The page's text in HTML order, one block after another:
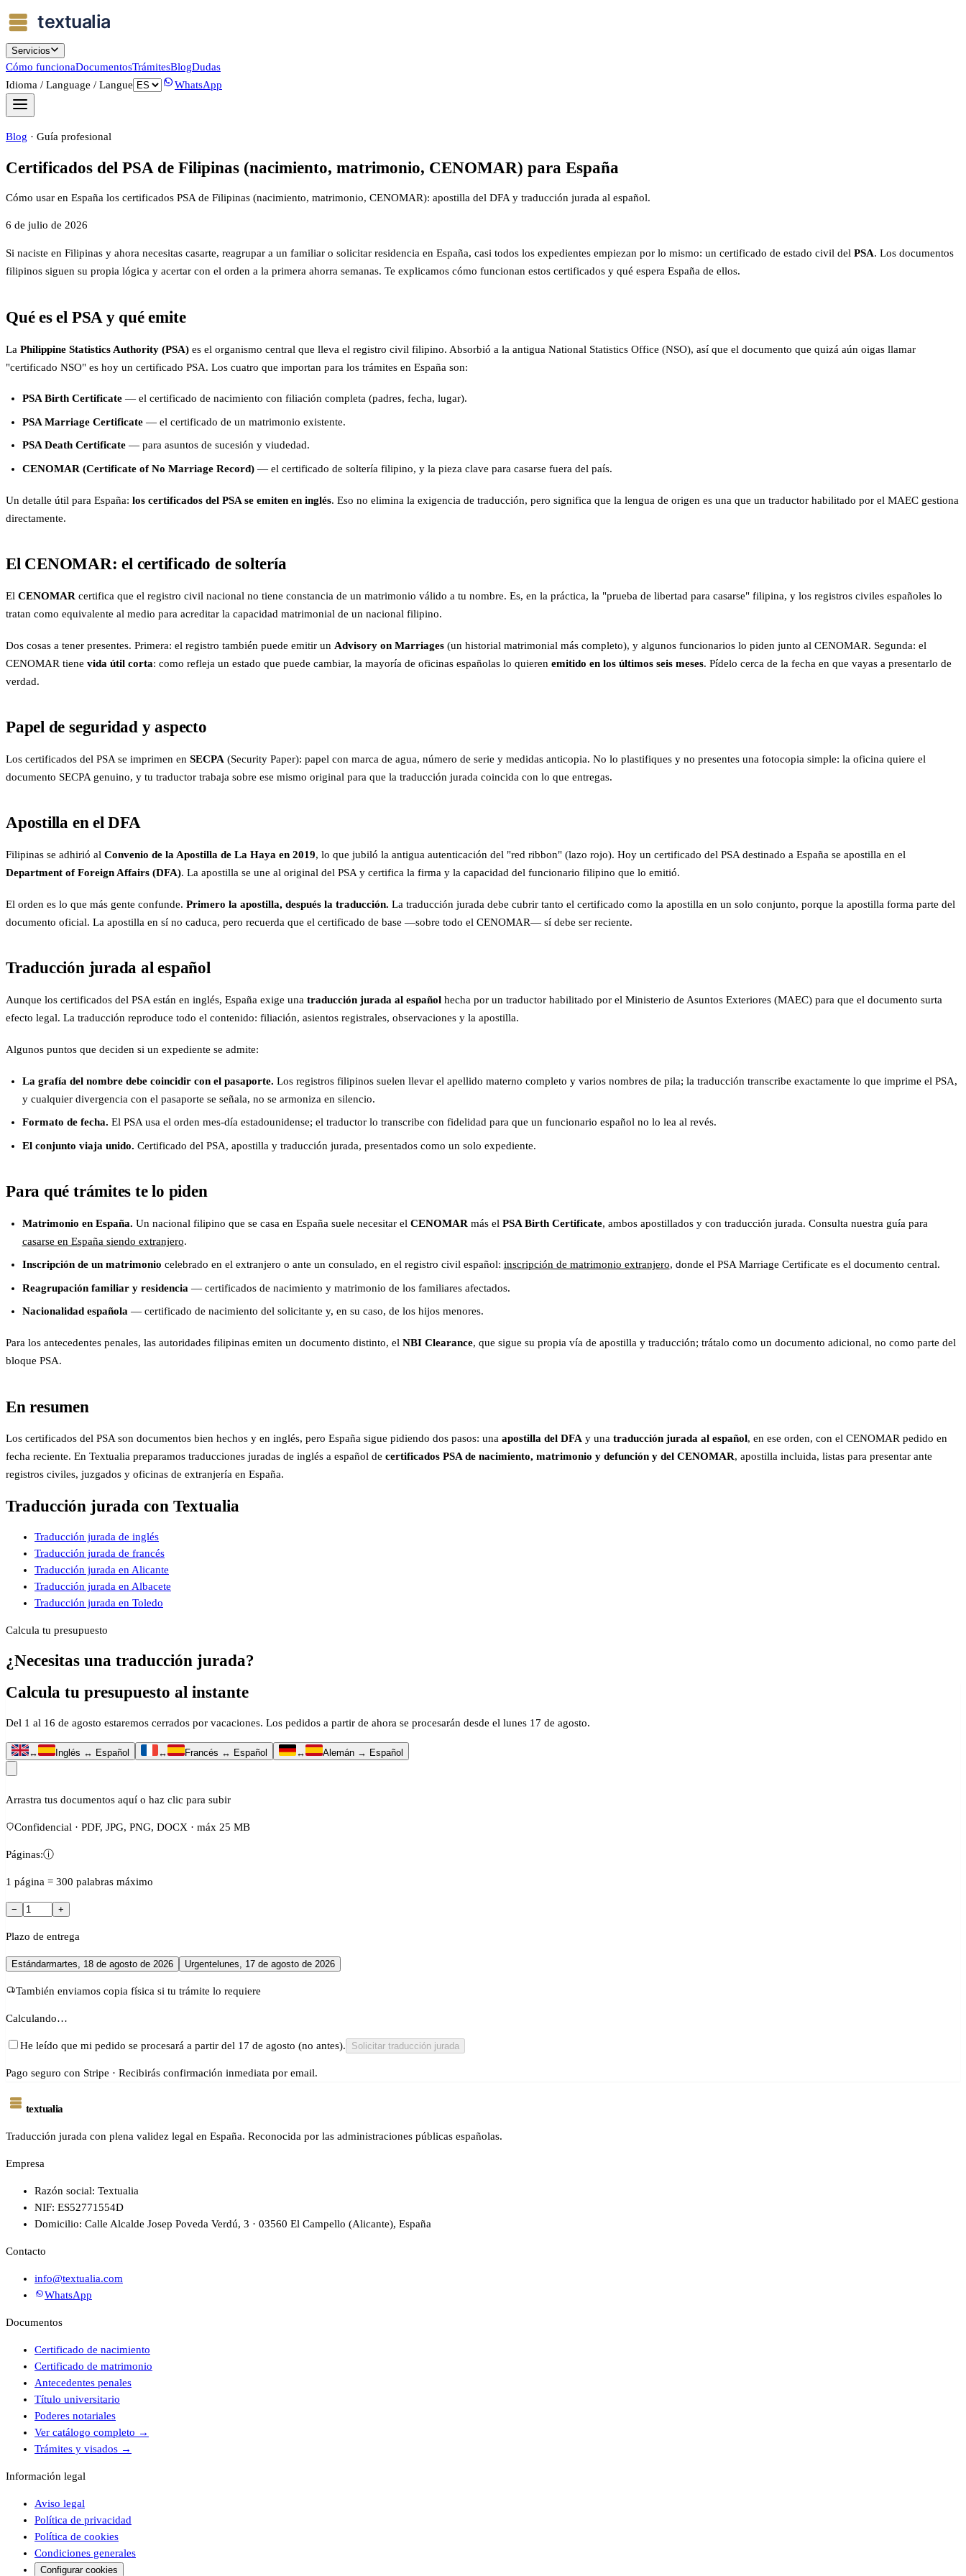
Servicios
Cómo funcionaDocumentosTrámitesBlogDudas
Idioma / Language / Langue
WhatsApp
Blog · Guía profesional
Certificados del PSA de Filipinas (nacimiento, matrimonio, CENOMAR) para España
Cómo usar en España los certificados PSA de Filipinas (nacimiento, matrimonio, CENOMAR): apostilla del DFA y traducción jurada al español.
6 de julio de 2026
Si naciste en Filipinas y ahora necesitas casarte, reagrupar a un familiar o solicitar residencia en España, casi todos los expedientes empiezan por lo mismo: un certificado de estado civil del PSA. Los documentos
filipinos siguen su propia lógica y acertar con el orden a la primera ahorra semanas. Te explicamos cómo funcionan estos certificados y qué espera España de ellos.
Qué es el PSA y qué emite
La Philippine Statistics Authority (PSA) es el organismo central que lleva el registro civil filipino. Absorbió a la antigua National Statistics Office (NSO), así que el documento que quizá aún oigas llamar
"certificado NSO" es hoy un certificado PSA. Los cuatro que importan para los trámites en España son:
PSA Birth Certificate— el certificado de nacimiento con filiación completa (padres, fecha, lugar).
PSA Marriage Certificate— el certificado de un matrimonio existente.
PSA Death Certificate— para asuntos de sucesión y viudedad.
CENOMAR (Certificate of No Marriage Record)— el certificado de soltería filipino, y la pieza clave para casarse fuera del país.
Un detalle útil para España: los certificados del PSA se emiten en inglés. Eso no elimina la exigencia de traducción, pero significa que la lengua de origen es una que un traductor habilitado por el MAEC gestiona
directamente.
El CENOMAR: el certificado de soltería
El CENOMAR certifica que el registro civil nacional no tiene constancia de un matrimonio válido a tu nombre. Es, en la práctica, la "prueba de libertad para casarse" filipina, y los registros civiles españoles lo
tratan como equivalente al medio para acreditar la capacidad matrimonial de un nacional filipino.
Dos cosas a tener presentes. Primera: el registro también puede emitir un Advisory on Marriages (un historial matrimonial más completo), y algunos funcionarios lo piden junto al CENOMAR. Segunda: el
CENOMAR tiene vida útil corta: como refleja un estado que puede cambiar, la mayoría de oficinas españolas lo quieren emitido en los últimos seis meses. Pídelo cerca de la fecha en que vayas a presentarlo de
verdad.
Papel de seguridad y aspecto
Los certificados del PSA se imprimen en SECPA (Security Paper): papel con marca de agua, número de serie y medidas anticopia. No lo plastifiques y no presentes una fotocopia simple: la oficina quiere el
documento SECPA genuino, y tu traductor trabaja sobre ese mismo original para que la traducción jurada coincida con lo que entregas.
Apostilla en el DFA
Filipinas se adhirió al Convenio de la Apostilla de La Haya en 2019, lo que jubiló la antigua autenticación del "red ribbon" (lazo rojo). Hoy un certificado del PSA destinado a España se apostilla en el
Department of Foreign Affairs (DFA). La apostilla se une al original del PSA y certifica la firma y la capacidad del funcionario filipino que lo emitió.
El orden es lo que más gente confunde. Primero la apostilla, después la traducción. La traducción jurada debe cubrir tanto el certificado como la apostilla en un solo conjunto, porque la apostilla forma parte del
documento oficial. La apostilla en sí no caduca, pero recuerda que el certificado de base —sobre todo el CENOMAR— sí debe ser reciente.
Traducción jurada al español
Aunque los certificados del PSA están en inglés, España exige una traducción jurada al español hecha por un traductor habilitado por el Ministerio de Asuntos Exteriores (MAEC) para que el documento surta
efecto legal. La traducción reproduce todo el contenido: filiación, asientos registrales, observaciones y la apostilla.
Algunos puntos que deciden si un expediente se admite:
La grafía del nombre debe coincidir con el pasaporte. Los registros filipinos suelen llevar el apellido materno completo y varios nombres de pila; la traducción transcribe exactamente lo que imprime el PSA,
y cualquier divergencia con el pasaporte se señala, no se armoniza en silencio.
Formato de fecha. El PSA usa el orden mes-día estadounidense; el traductor lo transcribe con fidelidad para que un funcionario español no lo lea al revés.
El conjunto viaja unido. Certificado del PSA, apostilla y traducción jurada, presentados como un solo expediente.
Para qué trámites te lo piden
Matrimonio en España. Un nacional filipino que se casa en España suele necesitar el CENOMAR más el PSA Birth Certificate, ambos apostillados y con traducción jurada. Consulta nuestra guía para
casarse en España siendo extranjero.
Inscripción de un matrimonio celebrado en el extranjero o ante un consulado, en el registro civil español: inscripción de matrimonio extranjero, donde el PSA Marriage Certificate es el documento central.
Reagrupación familiar y residencia — certificados de nacimiento y matrimonio de los familiares afectados.
Nacionalidad española— certificado de nacimiento del solicitante y, en su caso, de los hijos menores.
Para los antecedentes penales, las autoridades filipinas emiten un documento distinto, el NBI Clearance, que sigue su propia vía de apostilla y traducción; trátalo como un documento adicional, no como parte del
bloque PSA.
En resumen
Los certificados del PSA son documentos bien hechos y en inglés, pero España sigue pidiendo dos pasos: una apostilla del DFA y una traducción jurada al español, en ese orden, con el CENOMAR pedido en
fecha reciente. En Textualia preparamos traducciones juradas de inglés a español de certificados PSA de nacimiento, matrimonio y defunción y del CENOMAR, apostilla incluida, listas para presentar ante
registros civiles, juzgados y oficinas de extranjería en España.
Traducción jurada con Textualia
Traducción jurada de inglés
Traducción jurada de francés
Traducción jurada en Alicante
Traducción jurada en Albacete
Traducción jurada en Toledo
Calcula tu presupuesto
¿Necesitas una traducción jurada?
Calcula tu presupuesto al instante
Del 1 al 16 de agosto estaremos cerrados por vacaciones. Los pedidos a partir de ahora se procesarán desde el lunes 17 de agosto.
↔ Inglés ↔ Español ↔ Francés ↔ Español ↔ Alemán → Español
Arrastra tus documentos aquí o haz clic para subir
Confidencial · PDF, JPG, PNG, DOCX · máx 25 MB
Páginas:ⓘ
1 página = 300 palabras máximo
− +
Plazo de entrega
Estándarmartes, 18 de agosto de 2026 Urgentelunes, 17 de agosto de 2026
También enviamos copia física si tu trámite lo requiere
Calculando…
He leído que mi pedido se procesará a partir del 17 de agosto (no antes). Solicitar traducción jurada
Pago seguro con Stripe · Recibirás confirmación inmediata por email.
textualia
Traducción jurada con plena validez legal en España. Reconocida por las administraciones públicas españolas.
Empresa
Razón social: Textualia
NIF: ES52771554D
Domicilio: Calle Alcalde Josep Poveda Verdú, 3 · 03560 El Campello (Alicante), España
Contacto
info@textualia.com
WhatsApp
Documentos
Certificado de nacimiento
Certificado de matrimonio
Antecedentes penales
Título universitario
Poderes notariales
Ver catálogo completo →
Trámites y visados →
Información legal
Aviso legal
Política de privacidad
Política de cookies
Condiciones generales
Configurar cookies